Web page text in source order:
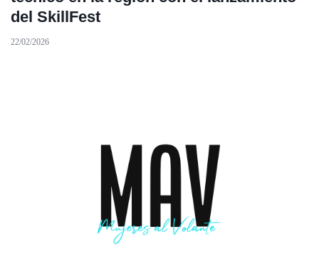
del SkillFest
22/02/2026